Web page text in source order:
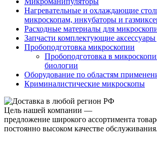
Нагревательные и охлаждающие
микроскопам, инкубаторы и
Расходные материалы для
Запчасти комплектующие
Пробоподготовка микроскопии
Пробоподготовка в
биологии
Оборудование по областям
Криминалистические микроскопы
Цель нашей компании —
предложение широкого ассортимента
постоянно высоком качестве обслуживания.